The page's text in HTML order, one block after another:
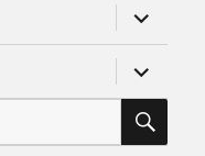
anzeigen
anzeigen